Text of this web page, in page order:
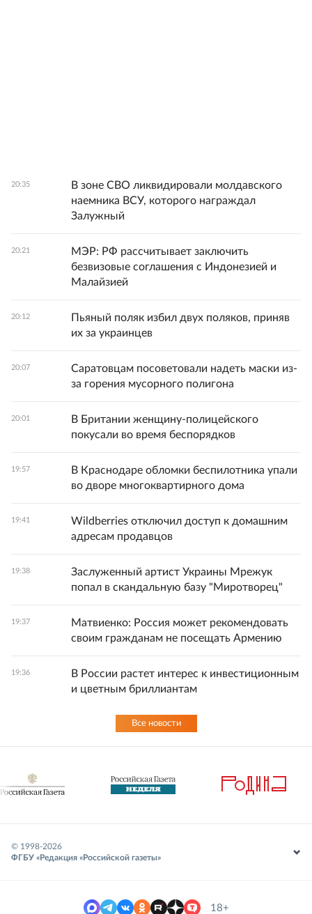
20:35
В зоне СВО ликвидировали молдавского
наемника ВСУ, которого награждал
Залужный
20:21
МЭР: РФ рассчитывает заключить
безвизовые соглашения с Индонезией и
Малайзией
20:12
Пьяный поляк избил двух поляков, приняв
их за украинцев
20:07
Саратовцам посоветовали надеть маски из-
за горения мусорного полигона
20:01
В Британии женщину-полицейского
покусали во время беспорядков
19:57
В Краснодаре обломки беспилотника упали
во дворе многоквартирного дома
19:41
Wildberries отключил доступ к домашним
адресам продавцов
19:38
Заслуженный артист Украины Мрежук
попал в скандальную базу "Миротворец"
19:37
Матвиенко: Россия может рекомендовать
своим гражданам не посещать Армению
19:36
В России растет интерес к инвестиционным
и цветным бриллиантам
Все новости
© 1998-2026
ФГБУ «Редакция «Российской газеты»
18+